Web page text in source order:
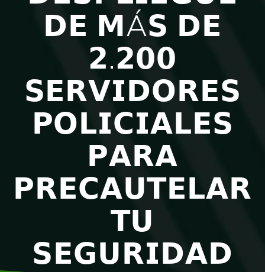
𝗗𝗘 𝗠Á𝗦 𝗗𝗘
𝟮.𝟮𝟬𝟬
𝗦𝗘𝗥𝗩𝗜𝗗𝗢𝗥𝗘𝗦
𝗣𝗢𝗟𝗜𝗖𝗜𝗔𝗟𝗘𝗦
𝗣𝗔𝗥𝗔
𝗣𝗥𝗘𝗖𝗔𝗨𝗧𝗘𝗟𝗔𝗥
𝗧𝗨
𝗦𝗘𝗚𝗨𝗥𝗜𝗗𝗔𝗗